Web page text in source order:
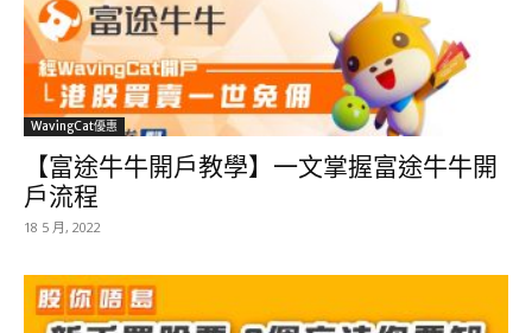
WavingCat優惠
【富途牛牛開戶教學】一文掌握富途牛牛開
戶流程
18 5 月, 2022